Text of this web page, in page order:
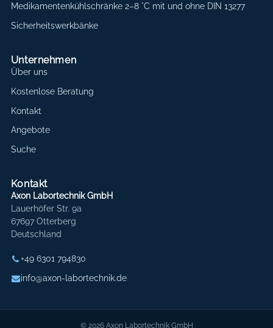
Medikamentenkühlschränke 2–8 °C mit und ohne DIN 13277
Sicherheitswerkbänke
Unternehmen
Über uns
Kostenlose Beratung
Kontakt
Angebote
Suche
Kontakt
Axon Labortechnik GmbH
Lauerhöfer Str. 9a
67697 Otterberg
Deutschland
+49 6301 794830
info@axon-labortechnik.de
© 2026 Axon Labortechnik GmbH